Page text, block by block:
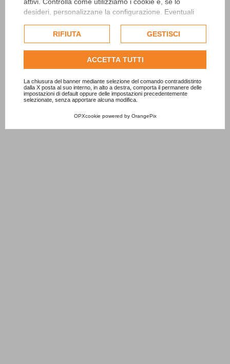
desideri, personalizzane la configurazione. Eventuali
esclusivamente previa acquisizione del consenso
dell'utente.
Consulta l'informativa cookie completa.
RIFIUTA GESTISCI
ACCETTA TUTTI
La chiusura del banner mediante selezione del comando contraddistinto
dalla X posta al suo interno, in alto a destra, comporta il permanere delle
impostazioni di default oppure delle impostazioni precedentemente
selezionate, senza apportare alcuna modifica.
OPXcookie powered by OrangePix